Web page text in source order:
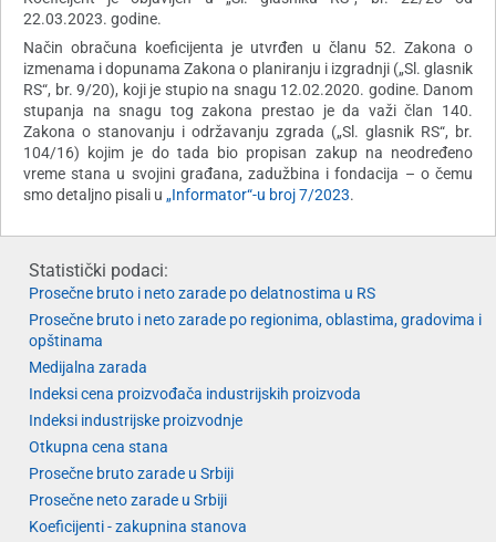
22.03.2023. godine.
Način obračuna koeficijenta je utvrđen u članu 52. Zakona o
izmenama i dopunama Zakona o planiranju i izgradnji („Sl. glasnik
RS“, br. 9/20), koji je stupio na snagu 12.02.2020. godine. Danom
stupanja na snagu tog zakona prestao je da važi član 140.
Zakona o stanovanju i održavanju zgrada („Sl. glasnik RS“, br.
104/16) kojim je do tada bio propisan zakup na neodređeno
vreme stana u svojini građana, zadužbina i fondacija – o čemu
smo detaljno pisali u „Informator“-u broj 7/2023.
Statistički podaci:
Prosečne bruto i neto zarade po delatnostima u RS
Prosečne bruto i neto zarade po regionima, oblastima, gradovima i
opštinama
Medijalna zarada
Indeksi cena proizvođača industrijskih proizvoda
Indeksi industrijske proizvodnje
Otkupna cena stana
Prosečne bruto zarade u Srbiji
Prosečne neto zarade u Srbiji
Koeficijenti - zakupnina stanova